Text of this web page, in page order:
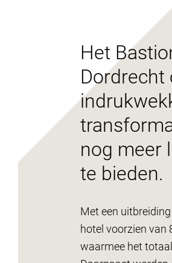
Het
Dordrecht
nog meer
te bieden.
Met een
hotel voorzien van
waarmee het